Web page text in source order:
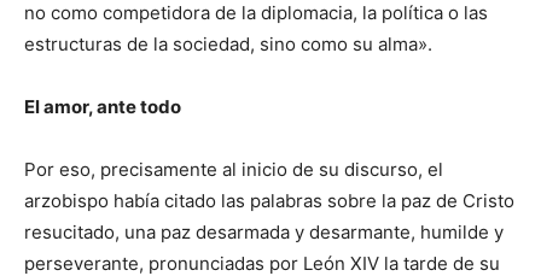
no como competidora de la diplomacia, la política o las
estructuras de la sociedad, sino como su alma».
El amor, ante todo
Por eso, precisamente al inicio de su discurso, el
arzobispo había citado las palabras sobre la paz de Cristo
resucitado, una paz desarmada y desarmante, humilde y
perseverante, pronunciadas por León XIV la tarde de su